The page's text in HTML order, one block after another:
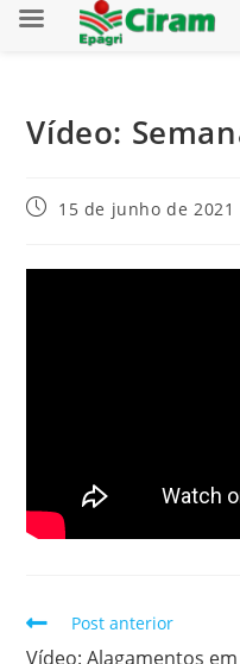
Vídeo:
15 de junho de 2021
Post anterior
Vídeo: Alagamentos